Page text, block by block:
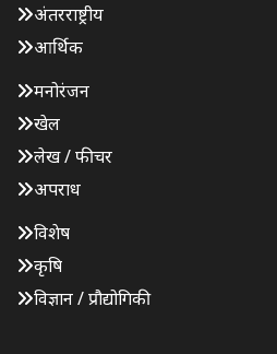
अंतरराष्ट्रीय
आर्थिक
मनोरंजन
खेल
लेख / फीचर
अपराध
विशेष
कृषि
विज्ञान / प्रौद्योगिकी